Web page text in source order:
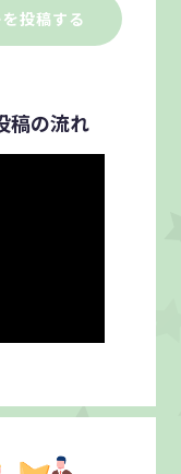
投稿する
稿の流れ